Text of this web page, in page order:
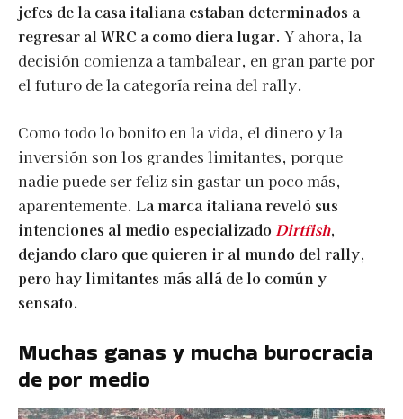
jefes de la casa italiana estaban determinados a
regresar al WRC a como diera lugar. Y ahora, la
decisión comienza a tambalear, en gran parte por
el futuro de la categoría reina del rally.
Como todo lo bonito en la vida, el dinero y la
inversión son los grandes limitantes, porque
nadie puede ser feliz sin gastar un poco más,
aparentemente. La marca italiana reveló sus
intenciones al medio especializado Dirtfish,
dejando claro que quieren ir al mundo del rally,
pero hay limitantes más allá de lo común y
sensato.
Muchas ganas y mucha burocracia
de por medio